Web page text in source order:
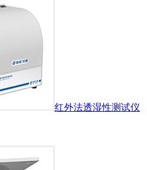
红外法透湿性测试仪